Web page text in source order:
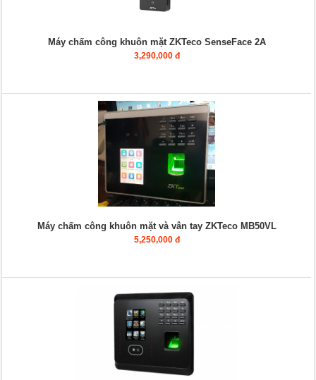
Máy chấm công khuôn mặt ZKTeco SenseFace 2A
3,290,000 đ
Máy chấm công khuôn mặt và vân tay ZKTeco MB50VL
5,250,000 đ